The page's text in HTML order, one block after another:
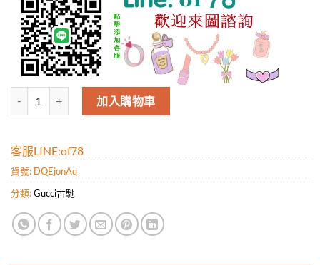
高仿古馳/Gucci Ophidia 系列肩背包，采用GG Supreme高級人造
加入購物車
客服LINE:of78
貨號: DQEjonAq
分類:Gucci古馳